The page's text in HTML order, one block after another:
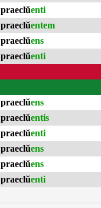
praeclŭenti
praeclŭentem
praeclŭens
praeclŭenti
praeclŭens
praeclŭentis
praeclŭenti
praeclŭens
praeclŭens
praeclŭenti